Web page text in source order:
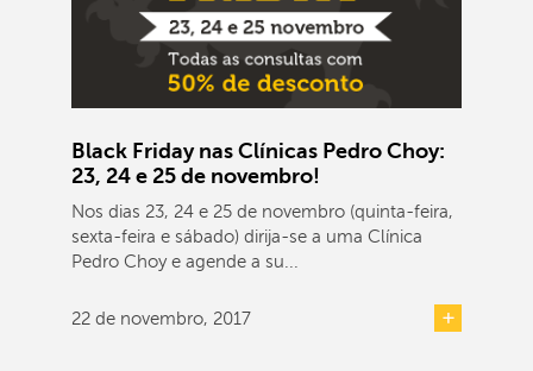
Black Friday nas Clínicas Pedro Choy:
23, 24 e 25 de novembro!
Nos dias 23, 24 e 25 de novembro (quinta-feira,
sexta-feira e sábado) dirija-se a uma Clínica
Pedro Choy e agende a su...
22 de novembro, 2017